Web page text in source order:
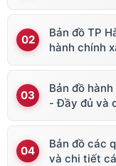
Bản đồ TP
hành chính
Bản đồ
- Đầy đủ và
Bản đồ các
và chi tiết